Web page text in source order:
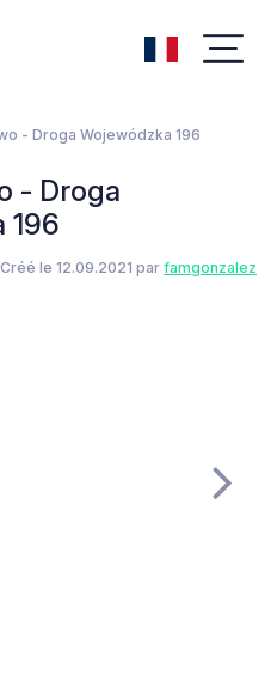
- Droga Wojewódzka 196
- Droga
196
Créé le 12.09.2021 par famgonzalez